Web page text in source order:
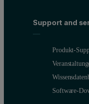
Support and
Produkt-
Software-